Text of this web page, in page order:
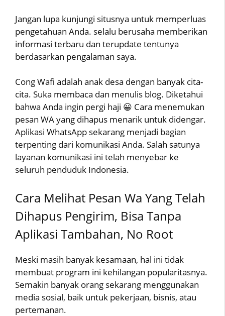
Jangan lupa kunjungi situsnya untuk memperluas
pengetahuan Anda. selalu berusaha memberikan
informasi terbaru dan terupdate tentunya
berdasarkan pengalaman saya.
Cong Wafi adalah anak desa dengan banyak cita-
cita. Suka membaca dan menulis blog. Diketahui
bahwa Anda ingin pergi haji 😀 Cara menemukan
pesan WA yang dihapus menarik untuk didengar.
Aplikasi WhatsApp sekarang menjadi bagian
terpenting dari komunikasi Anda. Salah satunya
layanan komunikasi ini telah menyebar ke
seluruh penduduk Indonesia.
Cara Melihat Pesan Wa Yang Telah
Dihapus Pengirim, Bisa Tanpa
Aplikasi Tambahan, No Root
Meski masih banyak kesamaan, hal ini tidak
membuat program ini kehilangan popularitasnya.
Semakin banyak orang sekarang menggunakan
media sosial, baik untuk pekerjaan, bisnis, atau
pertemanan.